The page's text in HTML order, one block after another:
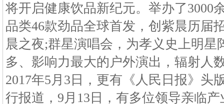
将开启健康饮品新纪元。举办了3000
品类46款劲品全球首发，创紫晨历届
晨之夜;群星演唱会，为孝义史上明星
多、影响力最大的户外演出，辐射人
2017年5月3日，更有《人民日报》头
行报道，9月13日，有多位领导亲临